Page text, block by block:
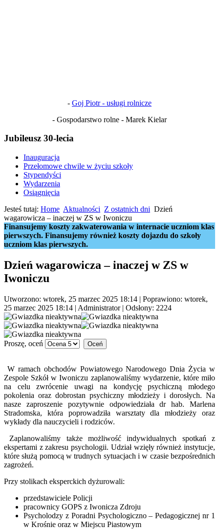
- Goj Piotr - usługi rolnicze
- Gospodarstwo rolne - Marek Kielar
Jubileusz 30-lecia
Inauguracja
Przełomowe chwile w życiu szkoły
Stypendyści
Wydarzenia
Osiągnięcia
Jesteś tutaj: Home Aktualności Z ostatnich dni Dzień
wagarowicza – inaczej w ZS w Iwoniczu
Finansujemy koszty zakwaterowania w internacie uczniom klas
pierwszych. Finansujemy również koszty dojazdu do szkoły
uczniom klas pierwszych.
Dzień wagarowicza – inaczej w ZS w
Iwoniczu
Utworzono: wtorek, 25 marzec 2025 18:14 | Poprawiono: wtorek,
25 marzec 2025 18:14 | Administrator| Odsłony: 2224
Proszę, oceń
W ramach obchodów Powiatowego Narodowego Dnia Życia w
Zespole Szkół w Iwoniczu zaplanowaliśmy wydarzenie, które miło
na celu zwrócenie uwagi na kondycję psychiczną młodego
pokolenia oraz dobrostan psychiczny młodzieży i dorosłych. Na
nasze zaproszenie pozytywnie odpowiedziała dr hab. Marlena
Stradomska, która poprowadziła warsztaty dla młodzieży oraz
wykłady dla nauczycieli i rodziców.
Zaplanowaliśmy także możliwość indywidualnych spotkań z
ekspertami z zakresu psychologii. Udział wzięły również instytucje,
które służą pomocą w trudnych sytuacjach i w czasie bezpośrednich
zagrożeń.
Przy stolikach eksperckich dyżurowali:
przedstawiciele Policji
pracownicy GOPS z Iwonicza Zdroju
Psycholodzy z Poradni Psychologiczno – Pedagogicznej nr 1
w Krośnie oraz w Miejscu Piastowym